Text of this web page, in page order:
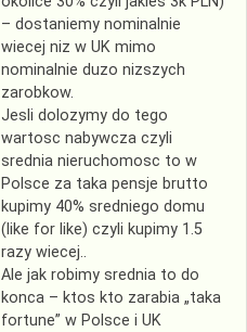
– dostaniemy nominalnie
wiecej niz w UK mimo
nominalnie duzo nizszych
zarobkow.
Jesli dolozymy do tego
wartosc nabywcza czyli
srednia nieruchomosc to w
Polsce za taka pensje brutto
kupimy 40% sredniego domu
(like for like) czyli kupimy 1.5
razy wiecej..
Ale jak robimy srednia to do
konca – ktos kto zarabia „taka
fortune” w Polsce i UK